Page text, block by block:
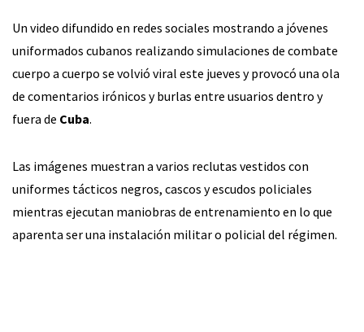
Un video difundido en redes sociales mostrando a jóvenes
uniformados cubanos realizando simulaciones de combate
cuerpo a cuerpo se volvió viral este jueves y provocó una ola
de comentarios irónicos y burlas entre usuarios dentro y
fuera de Cuba.
Las imágenes muestran a varios reclutas vestidos con
uniformes tácticos negros, cascos y escudos policiales
mientras ejecutan maniobras de entrenamiento en lo que
aparenta ser una instalación militar o policial del régimen.